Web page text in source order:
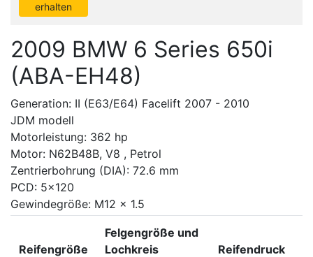
erhalten
2009 BMW 6 Series 650i
(ABA-EH48)
Generation: II (E63/E64) Facelift 2007 - 2010
JDM modell
Motorleistung: 362 hp
Motor: N62B48B, V8 , Petrol
Zentrierbohrung (DIA): 72.6 mm
PCD: 5x120
Gewindegröße: M12 x 1.5
Reifengröße
Felgengröße und
Lochkreis
Reifendruck